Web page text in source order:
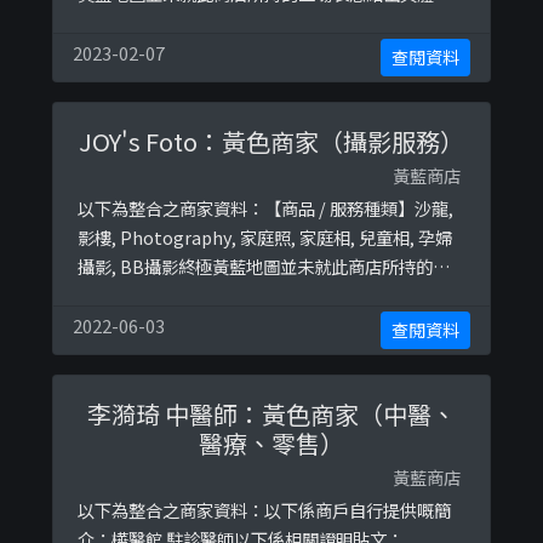
介：午市飯、粉麵；晩市火煱以下係相關證明貼
文：
https://web.archive.org/web/20210623091425
/https://hk.appledaily.com/local/20140925/ ...
2023-02-07 查閱資料
JOY's Foto：黃色商家（攝影服務）
黃藍商店
以下為整合之商家資料：【商品 / 服務種類】沙龍,
影樓, Photography, 家庭照, 家庭相, 兒童相, 孕婦
攝影, BB攝影終極黃藍地圖並未就此商店所持的立
2022-06-03
查閱資料
李漪琦 中醫師：黃色商家（中醫、
醫療、零售）
黃藍商店
以下為整合之商家資料：以下係商戶自行提供嘅簡